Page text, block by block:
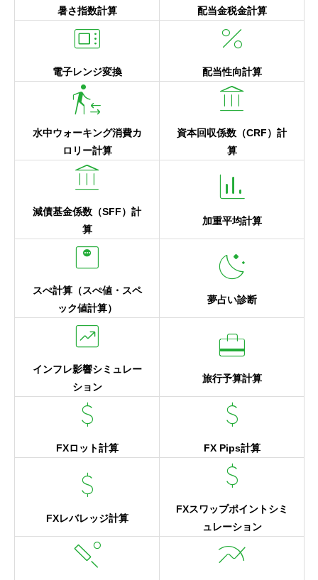
暑さ指数計算 配当金税金計算
microwave_gen
電子レンジ変換
percent
配当性向計算
transfer_within_a_station
水中ウォーキング消費カ
ロリー計算
account_balance
資本回収係数（CRF）計
算
account_balance
減債基金係数（SFF）計
算
finance
加重平均計算
monitor_weight
スぺ計算（スぺ値・スペ
ック値計算）
moon_stars
夢占い診断
chart_data
インフレ影響シミュレー
ション
card_travel
旅行予算計算
attach_money
FXロット計算
attach_money
FX Pips計算
attach_money
FXレバレッジ計算
attach_money
FXスワップポイントシミ
ュレーション
sports_cricket multiline_chart